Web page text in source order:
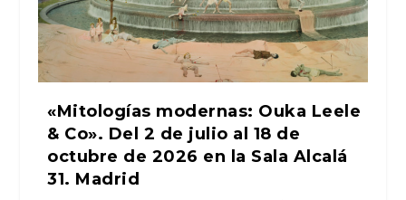
«Mitologías modernas: Ouka Leele
& Co». Del 2 de julio al 18 de
octubre de 2026 en la Sala Alcalá
31. Madrid